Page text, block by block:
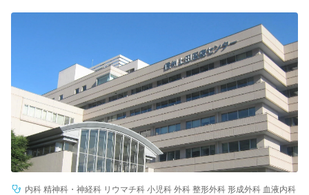
内科 精神科・神経科 リウマチ科 小児科 外科 整形外科 形成外科 血液内科